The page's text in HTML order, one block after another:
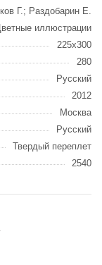
Г.; Раздобарин Е.
иллюстрации
225x300
280
Русский
2012
Москва
Русский
Твердый переплет
2540